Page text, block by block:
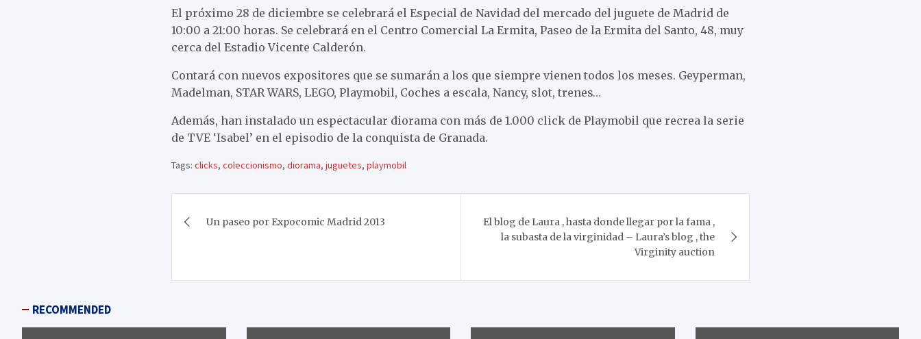
El próximo 28 de diciembre se celebrará el Especial de Navidad del mercado del juguete de Madrid de
10:00 a 21:00 horas. Se celebrará en el Centro Comercial La Ermita, Paseo de la Ermita del Santo, 48, muy
cerca del Estadio Vicente Calderón.
Contará con nuevos expositores que se sumarán a los que siempre vienen todos los meses. Geyperman,
Madelman, STAR WARS, LEGO, Playmobil, Coches a escala, Nancy, slot, trenes…
Además, han instalado un espectacular diorama con más de 1.000 click de Playmobil que recrea la serie
de TVE ‘Isabel’ en el episodio de la conquista de Granada.
Tags: clicks,coleccionismo,diorama,juguetes,playmobil
de
Un paseo por Expocomic Madrid 2013
El blog de Laura , hasta donde llegar por la fama ,
la subasta de la virginidad – Laura’s blog , the
Virginity auction
RECOMMENDED